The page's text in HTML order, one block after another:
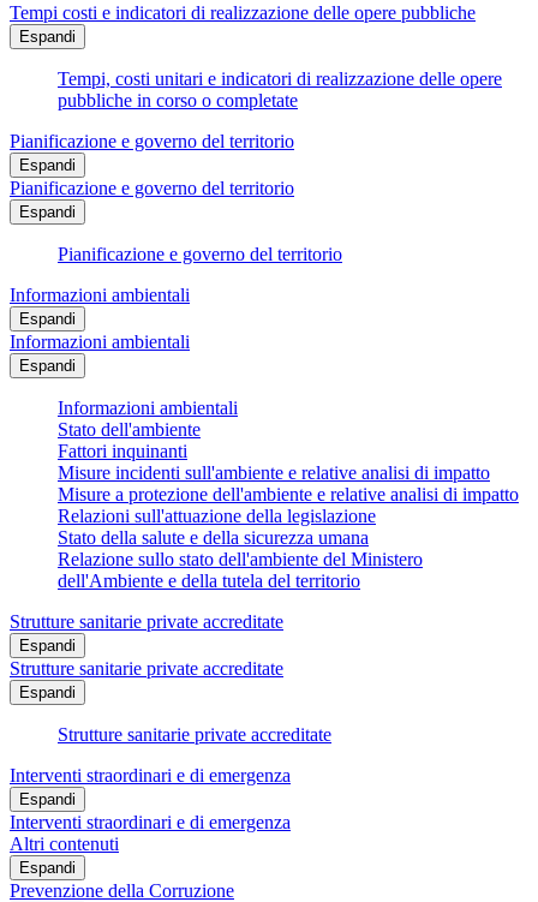
Tempi costi e indicatori di realizzazione delle opere pubbliche
Espandi
Tempi, costi unitari e indicatori di realizzazione delle opere
pubbliche in corso o completate
Pianificazione e governo del territorio
Espandi
Pianificazione e governo del territorio
Espandi
Pianificazione e governo del territorio
Informazioni ambientali
Espandi
Informazioni ambientali
Espandi
Informazioni ambientali
Stato dell'ambiente
Fattori inquinanti
Misure incidenti sull'ambiente e relative analisi di impatto
Misure a protezione dell'ambiente e relative analisi di impatto
Relazioni sull'attuazione della legislazione
Stato della salute e della sicurezza umana
Relazione sullo stato dell'ambiente del Ministero
dell'Ambiente e della tutela del territorio
Strutture sanitarie private accreditate
Espandi
Strutture sanitarie private accreditate
Espandi
Strutture sanitarie private accreditate
Interventi straordinari e di emergenza
Espandi
Interventi straordinari e di emergenza
Altri contenuti
Espandi
Prevenzione della Corruzione